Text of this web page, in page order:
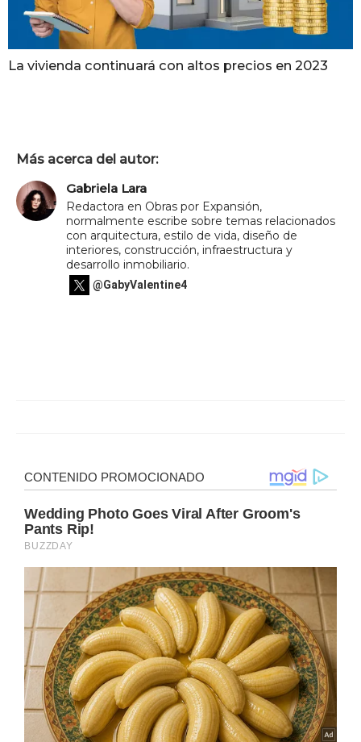
La vivienda continuará con altos precios en 2023
Más acerca del autor:
Gabriela Lara
Redactora en Obras por Expansión,
normalmente escribe sobre temas relacionados
con arquitectura, estilo de vida, diseño de
interiores, construcción, infraestructura y
desarrollo inmobiliario.
@GabyValentine4